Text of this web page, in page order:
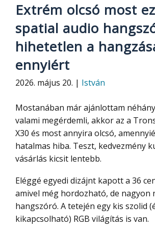
Extrém olcsó most
spatial audio
hihetetlen a
ennyiért
2026. május 20. | István
Mostanában már ajánlottam
valami megérdemli, akkor az a
X30 és most annyira olcsó,
hatalmas hiba. Teszt, kedvezmény
vásárlás kicsit lentebb.
Eléggé egyedi dizájnt kapott a 36 centi széles háza,
amivel még hordozható, de nagyon
hangszóró. A tetején egy kis szolid
kikapcsolható) RGB világítás is van.